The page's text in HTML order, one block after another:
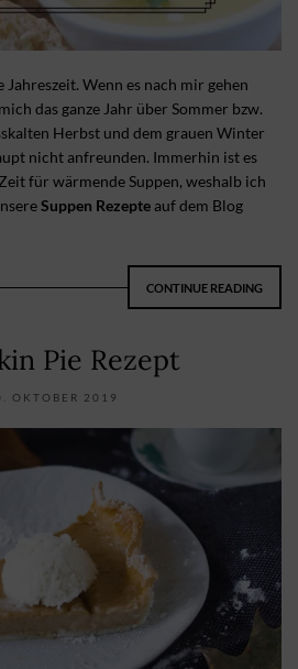
Wenn es nach mir gehen
das ganze Jahr über Sommer bzw.
Herbst und dem grauen Winter
nicht anfreunden. Immerhin ist es
für wärmende Suppen, weshalb ich
Suppen Rezepte auf dem Blog
CONTINUE READING
Pie Rezept
OKTOBER 2019